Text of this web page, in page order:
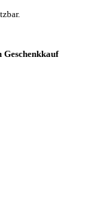
Geschenkkauf